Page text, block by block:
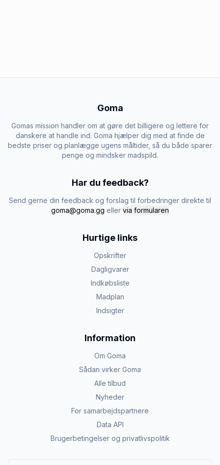
Goma
Gomas mission handler om at gøre det billigere og lettere for
danskere at handle ind. Goma hjælper dig med at finde de
bedste priser og planlægge ugens måltider, så du både sparer
penge og mindsker madspild.
Har du feedback?
Send gerne din feedback og forslag til forbedringer direkte til
goma@goma.gg eller via formularen
Hurtige links
Opskrifter
Dagligvarer
Indkøbsliste
Madplan
Indsigter
Information
Om Goma
Sådan virker Goma
Alle tilbud
Nyheder
For samarbejdspartnere
Data API
Brugerbetingelser og privatlivspolitik